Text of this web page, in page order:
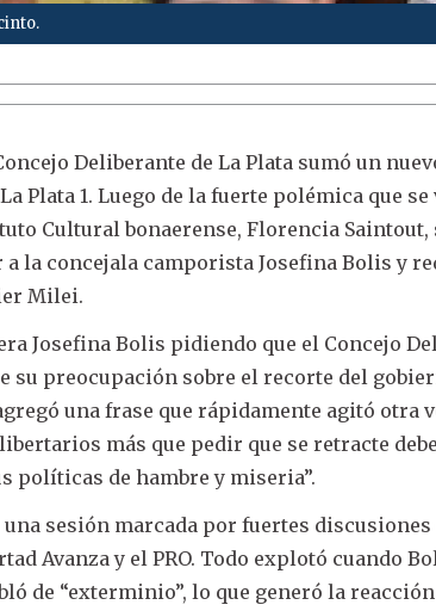
Deliberante de La Plata sumó un
Plata 1. Luego de la fuerte polémica que
Cultural bonaerense, Florencia Saintout,
la concejala camporista Josefina Bolis y
Milei.
Josefina Bolis pidiendo que el Concejo
su preocupación sobre el recorte del
una frase que rápidamente agitó otra
más que pedir que se retracte
políticas de hambre y miseria”.
una sesión marcada por fuertes
Avanza y el PRO. Todo explotó cuando
de “exterminio”, lo que generó la